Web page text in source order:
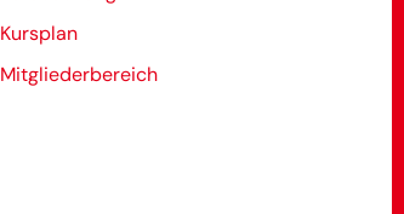
Kursplan
Mitgliederbereich